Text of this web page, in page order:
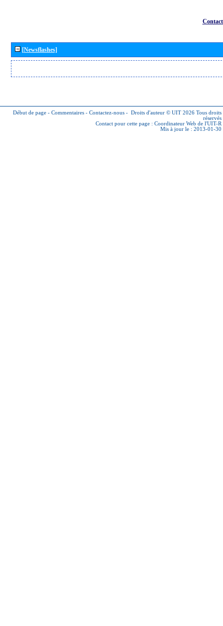
[Newsflashes]
Début de page - Commentaires - Contactez-nous - Droits d'auteur © UIT 2026 Tous droits
réservés
Contact pour cette page : Coordinateur Web de l'UIT-R
Mis à jour le : 2013-01-30